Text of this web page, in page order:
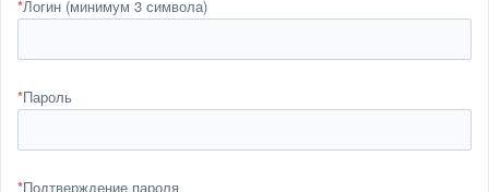
*Логин (минимум 3 символа)
*Пароль
*Подтверждение пароля